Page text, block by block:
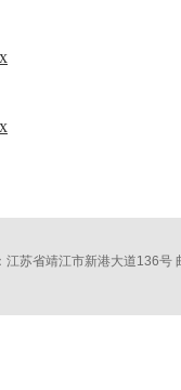
苏省靖江市新港大道136号